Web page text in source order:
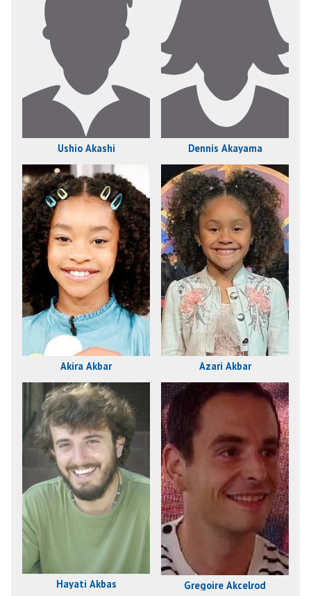
Ushio Akashi Dennis Akayama
Akira Akbar Azari Akbar
Hayati Akbas Gregoire Akcelrod